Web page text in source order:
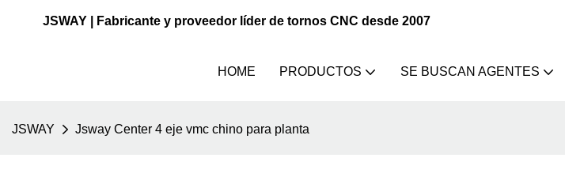
JSWAY | Fabricante y proveedor líder de tornos CNC desde 2007
HOME PRODUCTOS SE BUSCAN AGENTES
JSWAY Jsway Center 4 eje vmc chino para planta